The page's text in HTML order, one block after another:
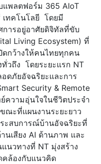
พลตฟอร์ม 365 AIoT
เทคโนโลยี โดยมี
การอยู่อาศัยดิจิทัลที่ขับ
Living Ecosystem) ที่
ดกว้างให้คนไทยทุกคน
ทั่วถึง โดยระยะแรก NT
ดภัยอัจฉริยะและการ
Security & Remote
ความอุ่นใจในชีวิตประจำ
ณะที่แผนงานระยะยาว
ะสบการณ์บ้านอัจฉริยะที่
นเสียง AI ด้านภาพ และ
นวทางที่ NT มุ่งสร้าง
คล้องกับแนวคิด